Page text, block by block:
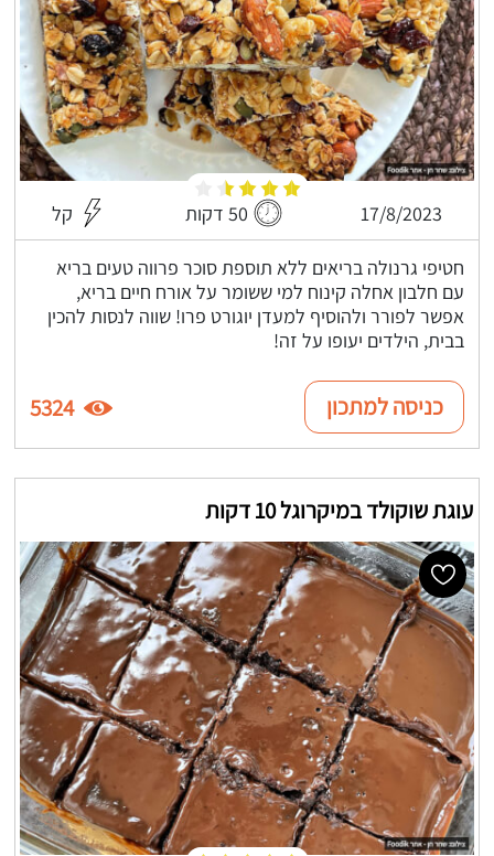
17/8/2023 50 דקות קל
חטיפי גרנולה בריאים ללא תוספת סוכר פרווה טעים בריא
עם חלבון אחלה קינוח למי ששומר על אורח חיים בריא,
אפשר לפורר ולהוסיף למעדן יוגורט פרו! שווה לנסות להכין
בבית, הילדים יעופו על זה!
כניסה למתכון 5324
עוגת שוקולד במיקרוגל 10 דקות